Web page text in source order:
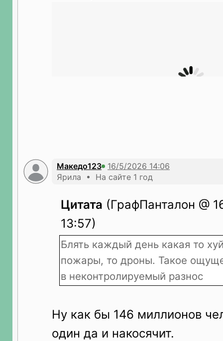
Македо123
Ярила • На сайте 1 год
Цитата (ГрафПанталон @
13:57)
Блять каждый день какая то
пожары, то дроны. Такое
в неконтролируемый разнос
Ну как бы 146 миллионов
один да и накосячит.